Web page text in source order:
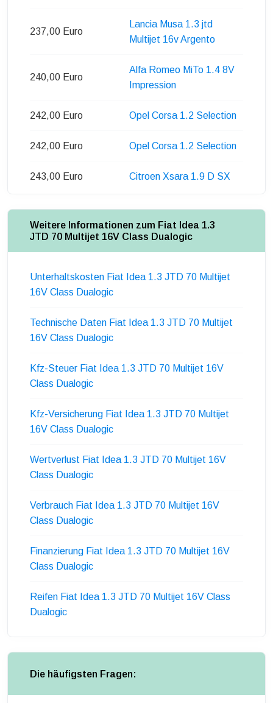
237,00 Euro
Lancia Musa 1.3 jtd
Multijet 16v Argento
240,00 Euro
Alfa Romeo MiTo 1.4 8V
Impression
242,00 Euro Opel Corsa 1.2 Selection
242,00 Euro Opel Corsa 1.2 Selection
243,00 Euro Citroen Xsara 1.9 D SX
Weitere Informationen zum Fiat Idea 1.3
JTD 70 Multijet 16V Class Dualogic
Unterhaltskosten Fiat Idea 1.3 JTD 70 Multijet
16V Class Dualogic
Technische Daten Fiat Idea 1.3 JTD 70 Multijet
16V Class Dualogic
Kfz-Steuer Fiat Idea 1.3 JTD 70 Multijet 16V
Class Dualogic
Kfz-Versicherung Fiat Idea 1.3 JTD 70 Multijet
16V Class Dualogic
Wertverlust Fiat Idea 1.3 JTD 70 Multijet 16V
Class Dualogic
Verbrauch Fiat Idea 1.3 JTD 70 Multijet 16V
Class Dualogic
Finanzierung Fiat Idea 1.3 JTD 70 Multijet 16V
Class Dualogic
Reifen Fiat Idea 1.3 JTD 70 Multijet 16V Class
Dualogic
Die häufigsten Fragen: